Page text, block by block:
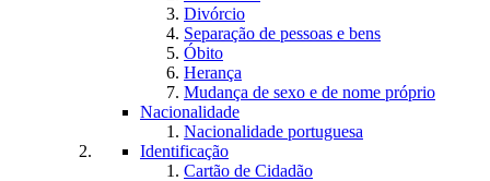
Divórcio
Separação de pessoas e bens
Óbito
Herança
Mudança de sexo e de nome próprio
Nacionalidade
Nacionalidade portuguesa
Identificação
Cartão de Cidadão